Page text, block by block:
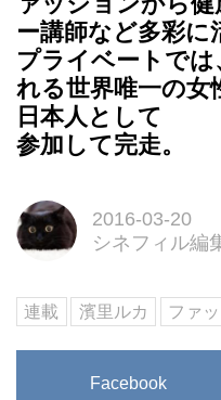
ー講師など多彩に
プライベートで
れる世界唯一の女
日本人として
参加して完走。
2016-03-20
シネフィル編
連載 濱里ルカ ファ
Facebook